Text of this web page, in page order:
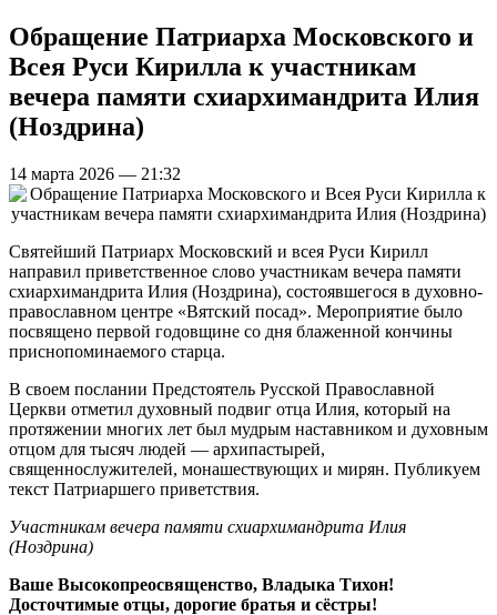
Обращение Патриарха Московского и
Всея Руси Кирилла к участникам
вечера памяти схиархимандрита Илия
(Ноздрина)
14 марта 2026 — 21:32
Святейший Патриарх Московский и всея Руси Кирилл
направил приветственное слово участникам вечера памяти
схиархимандрита Илия (Ноздрина), состоявшегося в духовно-
православном центре «Вятский посад». Мероприятие было
посвящено первой годовщине со дня блаженной кончины
приснопоминаемого старца.
В своем послании Предстоятель Русской Православной
Церкви отметил духовный подвиг отца Илия, который на
протяжении многих лет был мудрым наставником и духовным
отцом для тысяч людей — архипастырей,
священнослужителей, монашествующих и мирян. Публикуем
текст Патриаршего приветствия.
Участникам вечера памяти схиархимандрита Илия
(Ноздрина)
Ваше Высокопреосвященство, Владыка Тихон!
Досточтимые отцы, дорогие братья и сёстры!